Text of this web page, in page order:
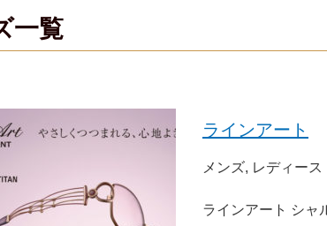
一覧
ラインアート
メンズ, レディース
ラインアート シャ